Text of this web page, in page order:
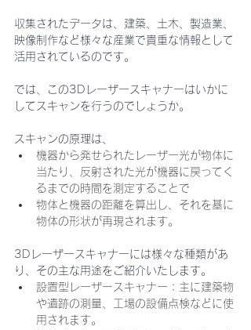
収集されたデータは、建築、土木、製造業、
映像制作など様々な産業で貴重な情報として
活用されているのです。
では、この3Dレーザースキャナーはいかに
してスキャンを行うのでしょうか。
スキャンの原理は、
機器から発せられたレーザー光が物体に
当たり、反射された光が機器に戻ってく
るまでの時間を測定することで
物体と機器の距離を算出し、それを基に
物体の形状が再現されます。
3Dレーザースキャナーには様々な種類があ
り、その主な用途をご紹介いたします。
設置型レーザースキャナー：主に建築物
や遺跡の測量、工場の設備点検などに使
用されます。